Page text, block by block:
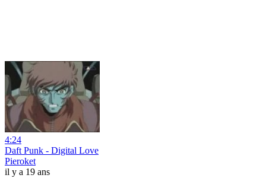
4:24
Daft Punk - Digital Love
Pieroket
il y a 19 ans